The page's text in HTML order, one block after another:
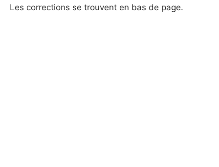
2015
Les corrections se trouvent en bas de page.